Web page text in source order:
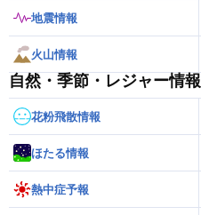
地震情報
火山情報
自然・季節・レジャー情報
花粉飛散情報
ほたる情報
熱中症予報